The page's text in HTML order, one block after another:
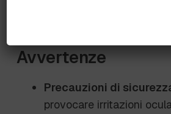
Avvertenze
Precauzioni di
provocare irritazioni